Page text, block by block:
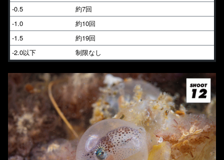
-0.5
約7回
-1.0
約10回
-1.5
約19回
-2.0以下
制限なし